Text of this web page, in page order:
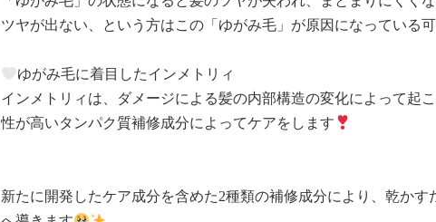
ツヤが出ない、という方はこの「ゆがみ毛」が原因になっている
ゆがみ毛に着目したインメトリィ
インメトリィは、ダメージによる髪の内部構造の変化によって起
性が高いタンパク質補修成分によってケアをします
新たに開発したケア成分を含めた2種類の補修成分により、乾か